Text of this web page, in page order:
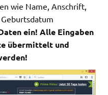
wie Name, Anschrift,
ein! Alle Eingaben
übermittelt und